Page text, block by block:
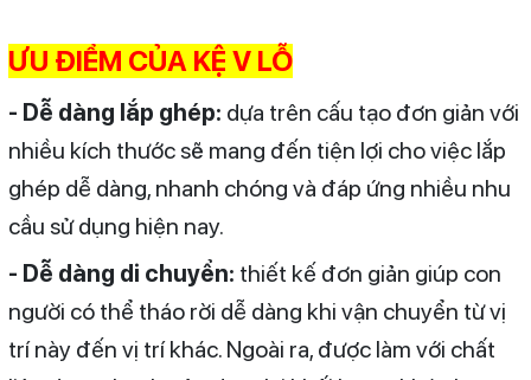
ƯU ĐIỂM CỦA KỆ V LỖ
- Dễ dàng lắp ghép: dựa trên cấu tạo đơn giản với
nhiều kích thước sẽ mang đến tiện lợi cho việc lắp
ghép dễ dàng, nhanh chóng và đáp ứng nhiều nhu
cầu sử dụng hiện nay.
- Dễ dàng di chuyển: thiết kế đơn giản giúp con
người có thể tháo rời dễ dàng khi vận chuyển từ vị
trí này đến vị trí khác. Ngoài ra, được làm với chất